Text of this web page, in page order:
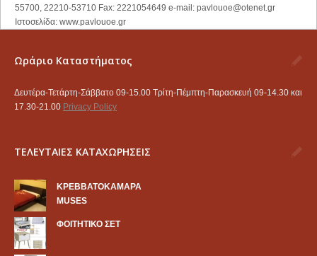
55700, 22210-53710 Fax: 2221054649 e-mail: pavlouoe@otenet.gr
Ιστοσελίδα: www.pavlouoe.gr
Ωράριο Καταστήματος
Δευτέρα-Τετάρτη-Σάββατο 09-15.00 Τρίτη-Πέμπτη-Παρασκευή 09-14.30 και
17.30-21.00 Privacy Policy
ΤΕΛΕΥΤΑΙΕΣ ΚΑΤΑΧΩΡΗΣΕΙΣ
KΡΕΒΒΑΤΟΚΑΜΑΡΑ
MUSES
ΦΟΙΤΗΤΙΚΟ ΣΕΤ